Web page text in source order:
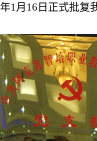
年1月 16 日正式批复